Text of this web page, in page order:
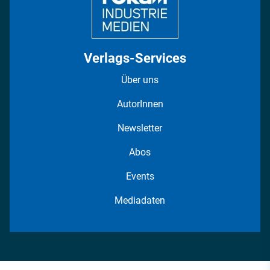
Verlags-Services
Über uns
AutorInnen
Newsletter
Abos
Events
Mediadaten